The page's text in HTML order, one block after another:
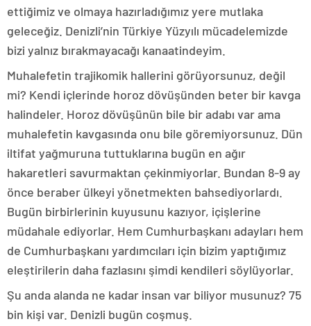
ettiğimiz ve olmaya hazırladığımız yere mutlaka
geleceğiz. Denizli’nin Türkiye Yüzyılı mücadelemizde
bizi yalnız bırakmayacağı kanaatindeyim.
Muhalefetin trajikomik hallerini görüyorsunuz, değil
mi? Kendi içlerinde horoz dövüşünden beter bir kavga
halindeler. Horoz dövüşünün bile bir adabı var ama
muhalefetin kavgasında onu bile göremiyorsunuz. Dün
iltifat yağmuruna tuttuklarına bugün en ağır
hakaretleri savurmaktan çekinmiyorlar. Bundan 8-9 ay
önce beraber ülkeyi yönetmekten bahsediyorlardı.
Bugün birbirlerinin kuyusunu kazıyor, içişlerine
müdahale ediyorlar. Hem Cumhurbaşkanı adayları hem
de Cumhurbaşkanı yardımcıları için bizim yaptığımız
eleştirilerin daha fazlasını şimdi kendileri söylüyorlar.
Şu anda alanda ne kadar insan var biliyor musunuz? 75
bin kişi var. Denizli bugün coşmuş.